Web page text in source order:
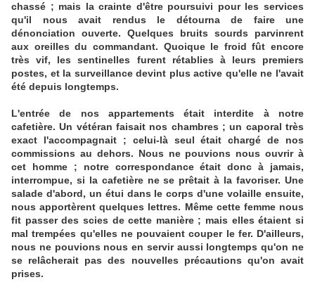
chassé ; mais la crainte d'être poursuivi pour les services
qu'il nous avait rendus le détourna de faire une
dénonciation ouverte. Quelques bruits sourds parvinrent
aux oreilles du commandant. Quoique le froid fût encore
très vif, les sentinelles furent rétablies à leurs premiers
postes, et la surveillance devint plus active qu'elle ne l'avait
été depuis longtemps.
L'entrée de nos appartements était interdite à notre
cafetière. Un vétéran faisait nos chambres ; un caporal très
exact l'accompagnait ; celui-là seul était chargé de nos
commissions au dehors. Nous ne pouvions nous ouvrir à
cet homme ; notre correspondance était donc à jamais,
interrompue, si la cafetière ne se prêtait à la favoriser. Une
salade d'abord, un étui dans le corps d'une volaille ensuite,
nous apportèrent quelques lettres. Même cette femme nous
fit passer des scies de cette manière ; mais elles étaient si
mal trempées qu'elles ne pouvaient couper le fer. D'ailleurs,
nous ne pouvions nous en servir aussi longtemps qu'on ne
se relâcherait pas des nouvelles précautions qu'on avait
prises.